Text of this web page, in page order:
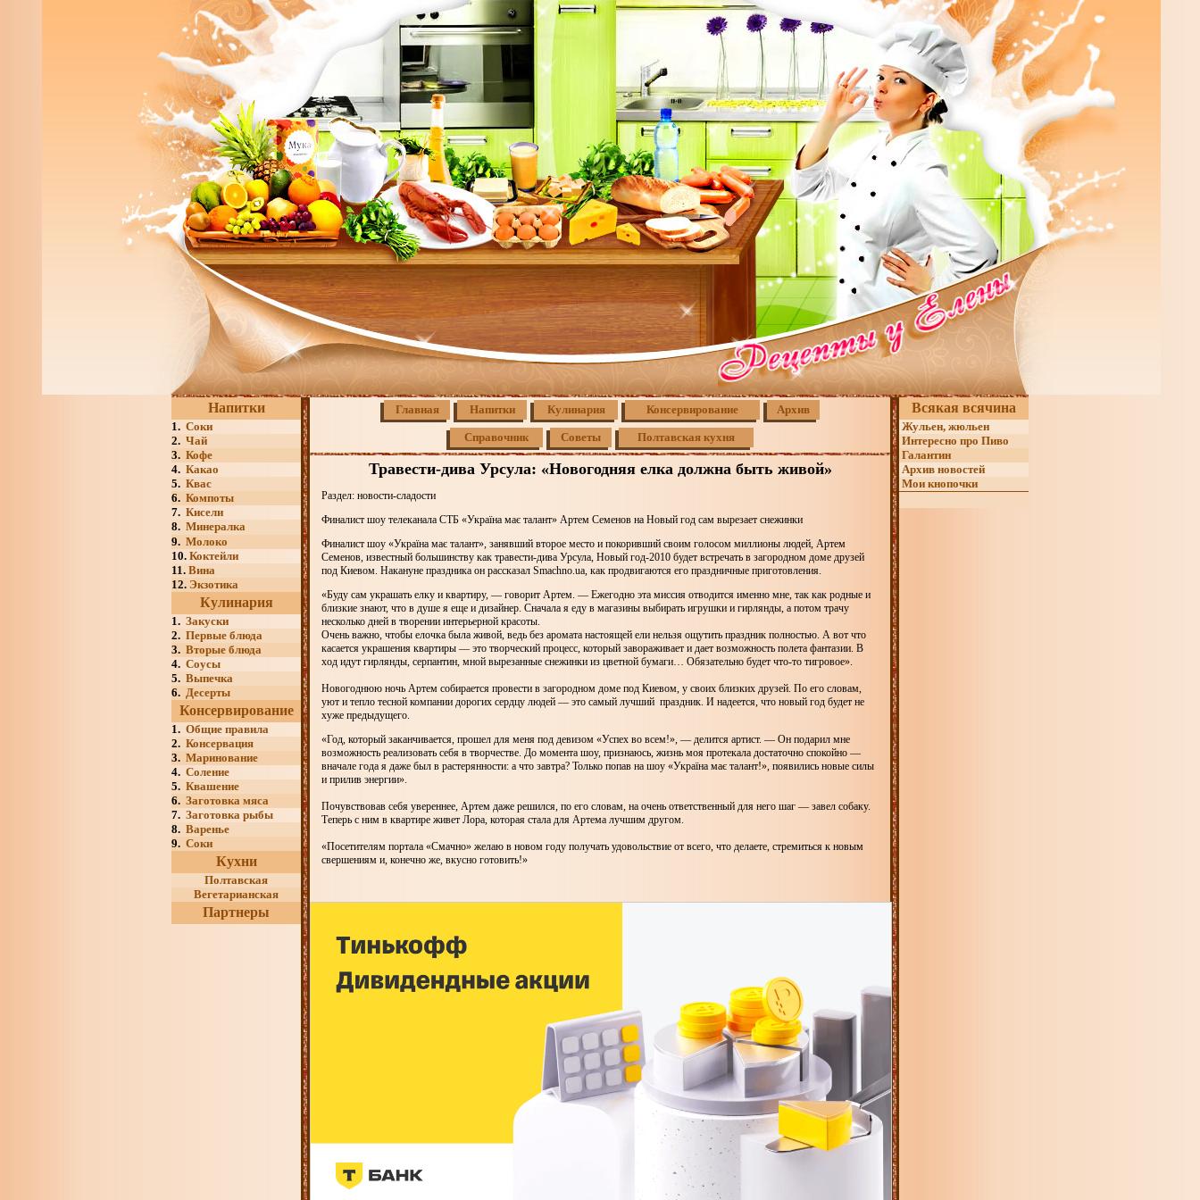
Напитки
1. Соки
2. Чай
3. Кофе
4. Какао
5. Квас
6. Компоты
7. Кисели
8. Минералка
9. Молоко
10. Коктейли
11. Вина
12. Экзотика
Кулинария
1. Закуски
2. Первые блюда
3. Вторые блюда
4. Соусы
5. Выпечка
6. Десерты
Консервирование
1. Общие правила
2. Консервация
3. Маринование
4. Соление
5. Квашение
6. Заготовка мяса
7. Заготовка рыбы
8. Варенье
9. Соки
Кухни
Полтавская
Вегетарианская
Партнеры
Главная Напитки Кулинария Консервирование Архив
Справочник Советы Полтавская кухня
Травести-дива Урсула: «Новогодняя елка должна быть живой»
Раздел: новости-сладости
Финалист шоу телеканала СТБ «Україна має талант» Артем Семенов на Новый год сам вырезает снежинки
Финалист шоу «Україна має талант», занявший второе место и покоривший своим голосом миллионы людей, Артем
Семенов, известный большинству как травести-дива Урсула, Новый год-2010 будет встречать в загородном доме друзей
под Киевом. Накануне праздника он рассказал Smachno.ua, как продвигаются его праздничные приготовления.
«Буду сам украшать елку и квартиру, — говорит Артем. — Ежегодно эта миссия отводится именно мне, так как родные и
близкие знают, что в душе я еще и дизайнер. Сначала я еду в магазины выбирать игрушки и гирлянды, а потом трачу
несколько дней в творении интерьерной красоты.
Очень важно, чтобы елочка была живой, ведь без аромата настоящей ели нельзя ощутить праздник полностью. А вот что
касается украшения квартиры — это творческий процесс, который завораживает и дает возможность полета фантазии. В
ход идут гирлянды, серпантин, мной вырезанные снежинки из цветной бумаги… Обязательно будет что-то тигровое».
Новогоднюю ночь Артем собирается провести в загородном доме под Киевом, у своих близких друзей. По его словам,
уют и тепло тесной компании дорогих сердцу людей — это самый лучший праздник. И надеется, что новый год будет не
хуже предыдущего.
«Год, который заканчивается, прошел для меня под девизом «Успех во всем!», — делится артист. — Он подарил мне
возможность реализовать себя в творчестве. До момента шоу, признаюсь, жизнь моя протекала достаточно спокойно —
вначале года я даже был в растерянности: а что завтра? Только попав на шоу «Україна має талант!», появились новые силы
и прилив энергии».
Почувствовав себя увереннее, Артем даже решился, по его словам, на очень ответственный для него шаг — завел собаку.
Теперь с ним в квартире живет Лора, которая стала для Артема лучшим другом.
«Посетителям портала «Смачно» желаю в новом году получать удовольствие от всего, что делаете, стремиться к новым
свершениям и, конечно же, вкусно готовить!»
Всякая всячина
Жульен, жюльен
Интересно про Пиво
Галантин
Архив новостей
Мои кнопочки